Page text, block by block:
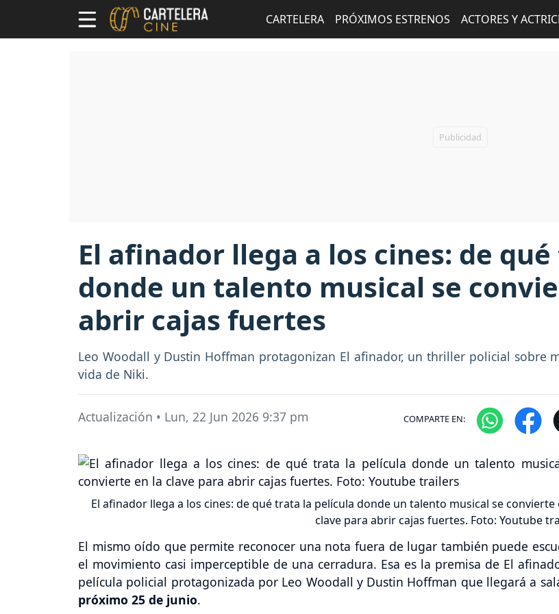
CARTELERA PRÓXIMOS ESTRENOS ACTORES Y
El afinador llega a los cines: de
donde un talento musical se
abrir cajas fuertes
Leo Woodall y Dustin Hoffman protagonizan El afinador, un thriller policial sobre
vida de Niki.
Actualización • Lun, 22 Jun 2026 9:37 pm COMPARTE EN:
El afinador llega a los cines: de qué trata la película donde un talento musical se convierte
clave para abrir cajas fuertes. Foto: Youtube
El mismo oído que permite reconocer una nota fuera de lugar también puede
el movimiento casi imperceptible de una cerradura. Esa es la premisa de El
película policial protagonizada por Leo Woodall y Dustin Hoffman que llegará a
próximo 25 de junio.